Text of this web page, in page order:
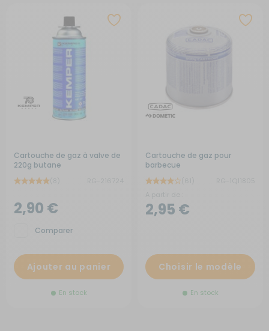
Cartouche de gaz à valve de
220g butane
2,90 €
Comparer
Ajouter au panier
En stock
Cartouche de gaz pour
barbecue
2,95 €
Choisir le modèle
En stock